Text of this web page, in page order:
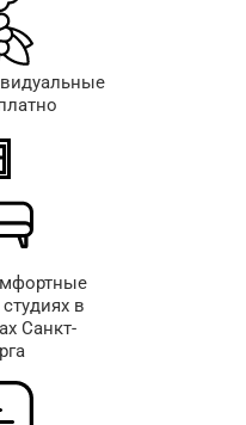
в
Санкт-